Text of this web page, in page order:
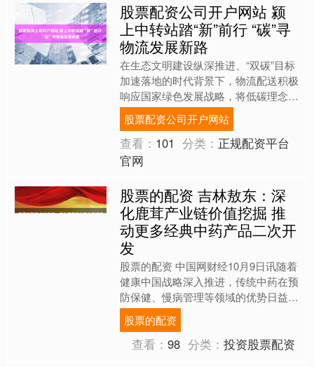
股票配资公司开户网站 颍
上中转站踏“新”前行 “碳”寻
物流发展新路
在生态文明建设纵深推进、“双碳”目标
加速落地的时代背景下，物流配送积极
响应国家绿色发展战略，将低碳理念系
统融入物流运营全流程，借助新能源转
型与智慧化管理双轮驱动....
股票配资公司开户网站
查看： 101 分类： 正规配资平台
官网
股票的配资 吉林敖东：深
化鹿茸产业链价值挖掘 推
动更多经典中药产品二次开
发
股票的配资 中国网财经10月9日讯随着
健康中国战略深入推进，传统中药在预
防保健、慢病管理等领域的优势日益凸
显。 作为全国头部鹿产品加工企业，
吉林敖东（00062....
股票的配资
查看：98 分类：投资股票配资